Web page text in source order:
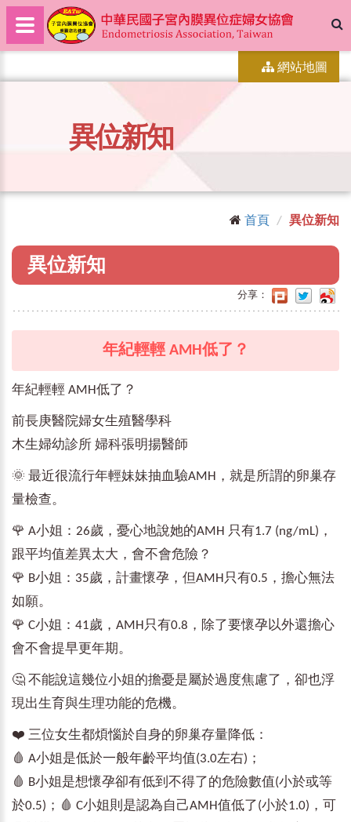
網站地圖
異位新知
首頁 異位新知
異位新知
分享：
年紀輕輕 AMH低了？
年紀輕輕 AMH低了？
前長庚醫院婦女生殖醫學科
木生婦幼診所 婦科張明揚醫師
🌞 最近很流行年輕妹妹抽血驗AMH，就是所謂的卵巢存
量檢查。
🌹 A小姐：26歲，憂心地說她的AMH 只有1.7 (ng/mL)，
跟平均值差異太大，會不會危險？
🌹 B小姐：35歲，計畫懷孕，但AMH只有0.5，擔心無法
如願。
🌹 C小姐：41歲，AMH只有0.8，除了要懷孕以外還擔心
會不會提早更年期。
🤔 不能說這幾位小姐的擔憂是屬於過度焦慮了，卻也浮
現出生育與生理功能的危機。
❤️ 三位女生都煩惱於自身的卵巢存量降低：
🩸 A小姐是低於一般年齡平均值(3.0左右)；
🩸 B小姐是想懷孕卻有低到不得了的危險數值(小於或等
於0.5)；🩸 C小姐則是認為自己AMH值低了(小於1.0)，可